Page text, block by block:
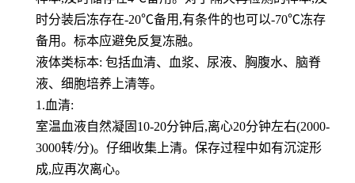
时分装后冻存在-20℃备用,有条件的也可以-70℃冻存
备用。标本应避免反复冻融。
液体类标本: 包括血清、血浆、尿液、胸腹水、脑脊
液、细胞培养上清等。
1.血清:
室温血液自然凝固10-20分钟后,离心20分钟左右(2000-
3000转/分)。仔细收集上清。保存过程中如有沉淀形
成,应再次离心。